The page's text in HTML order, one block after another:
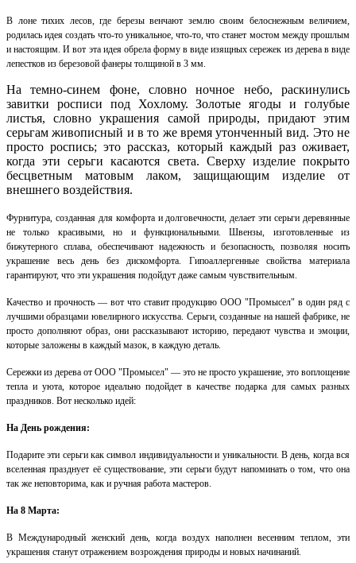
В лоне тихих лесов, где березы венчают землю своим белоснежным величием,
родилась идея создать что-то уникальное, что-то, что станет мостом между прошлым
и настоящим. И вот эта идея обрела форму в виде изящных сережек из дерева в виде
лепестков из березовой фанеры толщиной в 3 мм.
На темно-синем фоне, словно ночное небо, раскинулись
завитки росписи под Хохлому. Золотые ягоды и голубые
листья, словно украшения самой природы, придают этим
серьгам живописный и в то же время утонченный вид. Это не
просто роспись; это рассказ, который каждый раз оживает,
когда эти серьги касаются света. Сверху изделие покрыто
бесцветным матовым лаком, защищающим изделие от
внешнего воздействия.
Фурнитура, созданная для комфорта и долговечности, делает эти серьги деревянные
не только красивыми, но и функциональными. Швензы, изготовленные из
бижутерного сплава, обеспечивают надежность и безопасность, позволяя носить
украшение весь день без дискомфорта. Гипоаллергенные свойства материала
гарантируют, что эти украшения подойдут даже самым чувствительным.
Качество и прочность — вот что ставит продукцию ООО "Промысел" в один ряд с
лучшими образцами ювелирного искусства. Серьги, созданные на нашей фабрике, не
просто дополняют образ, они рассказывают историю, передают чувства и эмоции,
которые заложены в каждый мазок, в каждую деталь.
Сережки из дерева от ООО "Промысел" — это не просто украшение, это воплощение
тепла и уюта, которое идеально подойдет в качестве подарка для самых разных
праздников. Вот несколько идей:
На День рождения:
Подарите эти серьги как символ индивидуальности и уникальности. В день, когда вся
вселенная празднует её существование, эти серьги будут напоминать о том, что она
так же неповторима, как и ручная работа мастеров.
На 8 Марта:
В Международный женский день, когда воздух наполнен весенним теплом, эти
украшения станут отражением возрождения природы и новых начинаний.